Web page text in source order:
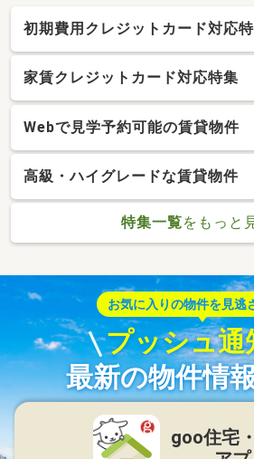
初期費用クレジットカード対応
家賃クレジットカード対応特集
Webで見学予約可能の賃貸物件
高級・ハイグレードな賃貸物件
特集一覧をもっと
お気に入りの物件を見逃
プッシュ通
最新の物件情
goo住宅